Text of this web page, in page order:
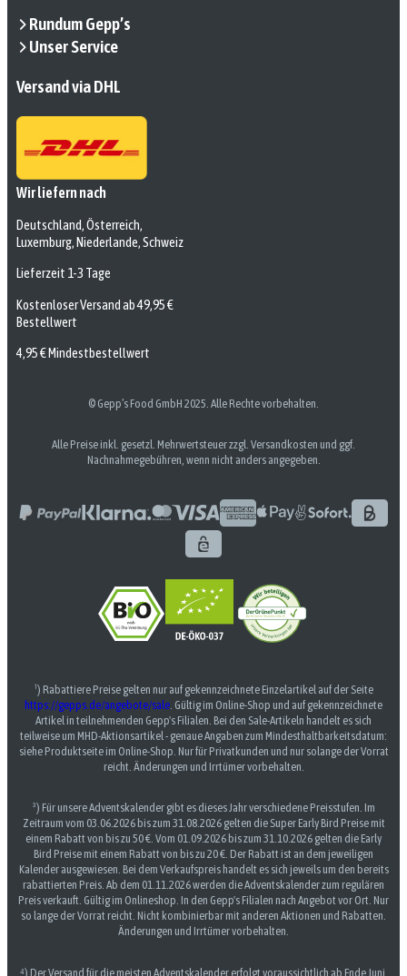
Rundum Gepp’s
Unser Service
Versand via DHL
Wir liefern nach
Deutschland, Österreich,
Luxemburg, Niederlande, Schweiz
Lieferzeit 1-3 Tage
Kostenloser Versand ab 49,95 €
Bestellwert
4,95 € Mindestbestellwert
© Gepp’s Food GmbH 2025. Alle Rechte vorbehalten.
Alle Preise inkl. gesetzl. Mehrwertsteuer zzgl. Versandkosten und ggf.
Nachnahmegebühren, wenn nicht anders angegeben.
¹) Rabattiere Preise gelten nur auf gekennzeichnete Einzelartikel auf der Seite
https://gepps.de/angebote/sale. Gültig im Online-Shop und auf gekennzeichnete
Artikel in teilnehmenden Gepp's Filialen. Bei den Sale-Artikeln handelt es sich
teilweise um MHD-Aktionsartikel - genaue Angaben zum Mindesthaltbarkeitsdatum:
siehe Produktseite im Online-Shop. Nur für Privatkunden und nur solange der Vorrat
reicht. Änderungen und Irrtümer vorbehalten.
³) Für unsere Adventskalender gibt es dieses Jahr verschiedene Preisstufen. Im
Zeitraum vom 03.06.2026 bis zum 31.08.2026 gelten die Super Early Bird Preise mit
einem Rabatt von bis zu 50 €. Vom 01.09.2026 bis zum 31.10.2026 gelten die Early
Bird Preise mit einem Rabatt von bis zu 20 €. Der Rabatt ist an dem jeweiligen
Kalender ausgewiesen. Bei dem Verkaufspreis handelt es sich jeweils um den bereits
rabattierten Preis. Ab dem 01.11.2026 werden die Adventskalender zum regulären
Preis verkauft. Gültig im Onlineshop. In den Gepp's Filialen nach Angebot vor Ort. Nur
so lange der Vorrat reicht. Nicht kombinierbar mit anderen Aktionen und Rabatten.
Änderungen und Irrtümer vorbehalten.
⁴) Der Versand für die meisten Adventskalender erfolgt voraussichtlich ab Ende Juni.